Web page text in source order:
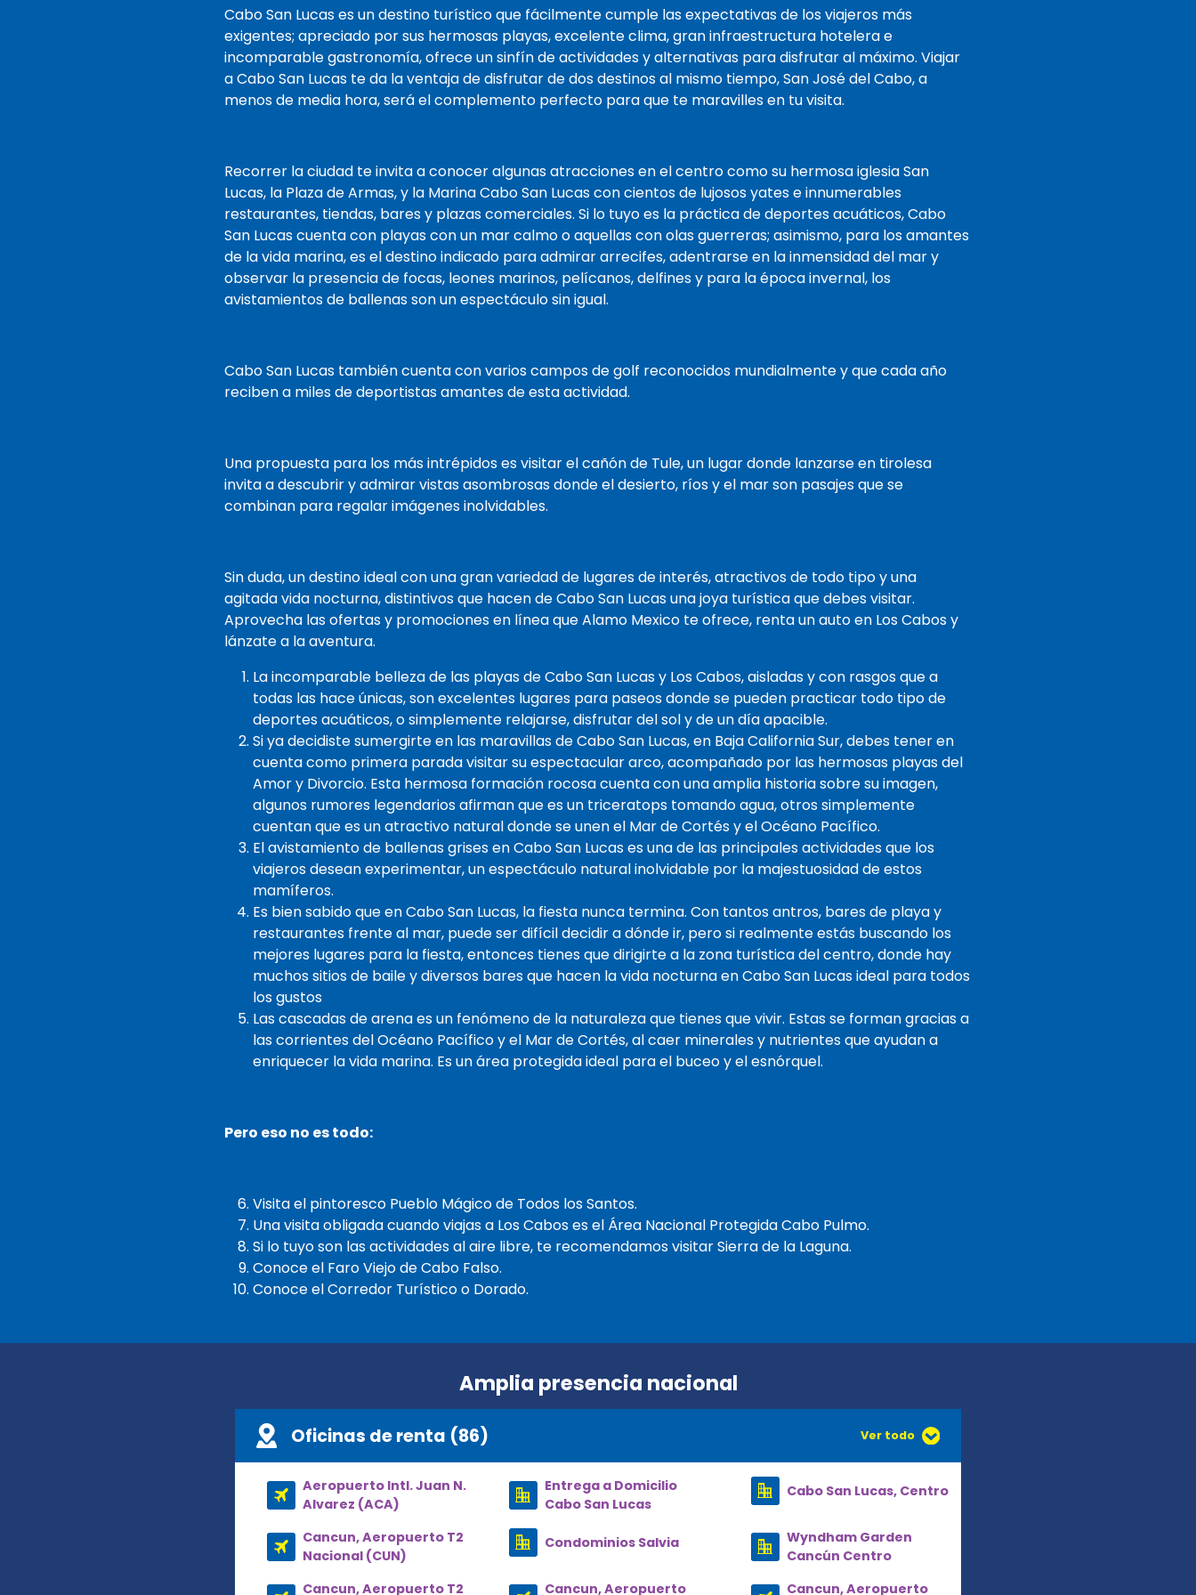
que normalmente se
recopilan en el momento
de la entrega y estaremos
listos cuando llegue. ¡Estará
en camino y de vacaciones
antes de que se de cuenta!
Cabo San Lucas es un destino turístico que fácilmente cumple las expectativas de los viajeros más
exigentes; apreciado por sus hermosas playas, excelente clima, gran infraestructura hotelera e
incomparable gastronomía, ofrece un sinfín de actividades y alternativas para disfrutar al máximo. Viajar
a Cabo San Lucas te da la ventaja de disfrutar de dos destinos al mismo tiempo, San José del Cabo, a
menos de media hora, será el complemento perfecto para que te maravilles en tu visita.
Recorrer la ciudad te invita a conocer algunas atracciones en el centro como su hermosa iglesia San
Lucas, la Plaza de Armas, y la Marina Cabo San Lucas con cientos de lujosos yates e innumerables
restaurantes, tiendas, bares y plazas comerciales. Si lo tuyo es la práctica de deportes acuáticos, Cabo
San Lucas cuenta con playas con un mar calmo o aquellas con olas guerreras; asimismo, para los amantes
de la vida marina, es el destino indicado para admirar arrecifes, adentrarse en la inmensidad del mar y
observar la presencia de focas, leones marinos, pelícanos, delfines y para la época invernal, los
avistamientos de ballenas son un espectáculo sin igual.
Cabo San Lucas también cuenta con varios campos de golf reconocidos mundialmente y que cada año
reciben a miles de deportistas amantes de esta actividad.
Una propuesta para los más intrépidos es visitar el cañón de Tule, un lugar donde lanzarse en tirolesa
invita a descubrir y admirar vistas asombrosas donde el desierto, ríos y el mar son pasajes que se
combinan para regalar imágenes inolvidables.
Sin duda, un destino ideal con una gran variedad de lugares de interés, atractivos de todo tipo y una
agitada vida nocturna, distintivos que hacen de Cabo San Lucas una joya turística que debes visitar.
Aprovecha las ofertas y promociones en línea que Alamo Mexico te ofrece, renta un auto en Los Cabos y
lánzate a la aventura.
La incomparable belleza de las playas de Cabo San Lucas y Los Cabos, aisladas y con rasgos que a
todas las hace únicas, son excelentes lugares para paseos donde se pueden practicar todo tipo de
deportes acuáticos, o simplemente relajarse, disfrutar del sol y de un día apacible.
Si ya decidiste sumergirte en las maravillas de Cabo San Lucas, en Baja California Sur, debes tener en
cuenta como primera parada visitar su espectacular arco, acompañado por las hermosas playas del
Amor y Divorcio. Esta hermosa formación rocosa cuenta con una amplia historia sobre su imagen,
algunos rumores legendarios afirman que es un triceratops tomando agua, otros simplemente
cuentan que es un atractivo natural donde se unen el Mar de Cortés y el Océano Pacífico.
El avistamiento de ballenas grises en Cabo San Lucas es una de las principales actividades que los
viajeros desean experimentar, un espectáculo natural inolvidable por la majestuosidad de estos
mamíferos.
Es bien sabido que en Cabo San Lucas, la fiesta nunca termina. Con tantos antros, bares de playa y
restaurantes frente al mar, puede ser difícil decidir a dónde ir, pero si realmente estás buscando los
mejores lugares para la fiesta, entonces tienes que dirigirte a la zona turística del centro, donde hay
muchos sitios de baile y diversos bares que hacen la vida nocturna en Cabo San Lucas ideal para todos
los gustos
Las cascadas de arena es un fenómeno de la naturaleza que tienes que vivir. Estas se forman gracias a
las corrientes del Océano Pacífico y el Mar de Cortés, al caer minerales y nutrientes que ayudan a
enriquecer la vida marina. Es un área protegida ideal para el buceo y el esnórquel.
Pero eso no es todo:
Visita el pintoresco Pueblo Mágico de Todos los Santos.
Una visita obligada cuando viajas a Los Cabos es el Área Nacional Protegida Cabo Pulmo.
Si lo tuyo son las actividades al aire libre, te recomendamos visitar Sierra de la Laguna.
Conoce el Faro Viejo de Cabo Falso.
Conoce el Corredor Turístico o Dorado.
Amplia presencia nacional
Oficinas de renta (86) Ver todo
Aeropuerto Intl. Juan N.
Alvarez (ACA)
Entrega a Domicilio
Cabo San Lucas
Cabo San Lucas, Centro
Cancun, Aeropuerto T2
Nacional (CUN)
Condominios Salvia
Wyndham Garden
Cancún Centro
Cancun, Aeropuerto T2
Cancun, Aeropuerto Cancun, Aeropuerto